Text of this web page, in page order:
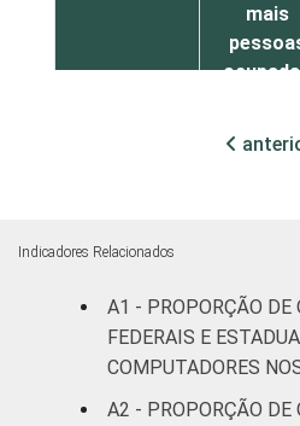
mais
¹Base: 1.641 órgãos
Indicadores Relacionados
A1 - PROPORÇÃO DE
FEDERAIS E
COMPUTADORES
A2 - PROPORÇÃO DE